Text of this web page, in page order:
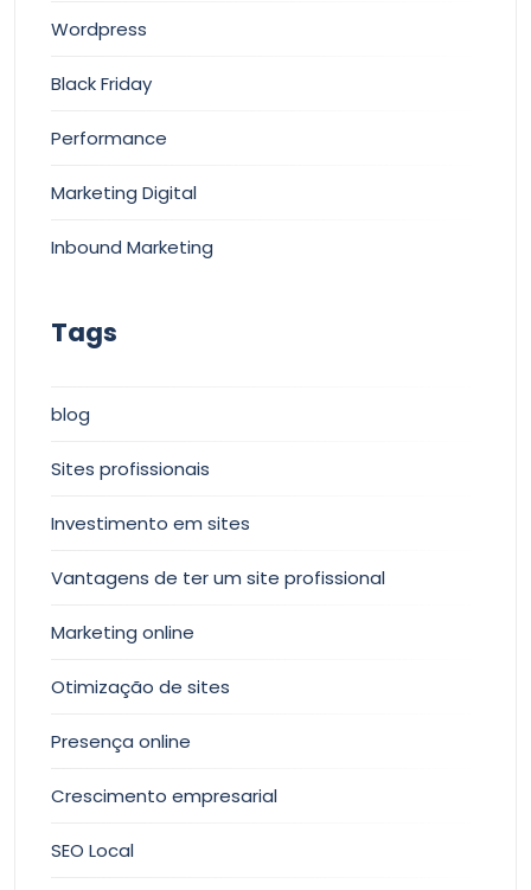
Wordpress
Black Friday
Performance
Marketing Digital
Inbound Marketing
Tags
blog
Sites profissionais
Investimento em sites
Vantagens de ter um site profissional
Marketing online
Otimização de sites
Presença online
Crescimento empresarial
SEO Local